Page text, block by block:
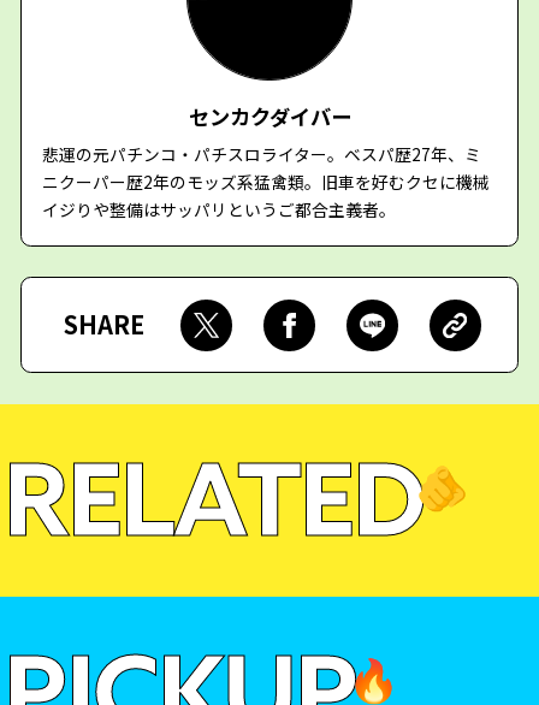
センカクダイバー
悲運の元パチンコ・パチスロライター。ベスパ歴27年、ミ
ニクーパー歴2年のモッズ系猛禽類。旧車を好むクセに機械
イジりや整備はサッパリというご都合主義者。
SHARE
RELATED🫵
🔥